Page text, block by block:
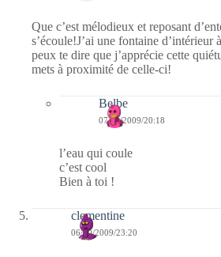
Que c’est mélodieux et reposant
s’écoule!J’ai une fontaine d’intérieur
peux te dire que j’apprécie cette
mets à proximité de celle-ci!
Belbe
07/10/2009/20:18
l’eau qui coule
c’est cool
Bien à toi !
clementine
06/10/2009/23:20